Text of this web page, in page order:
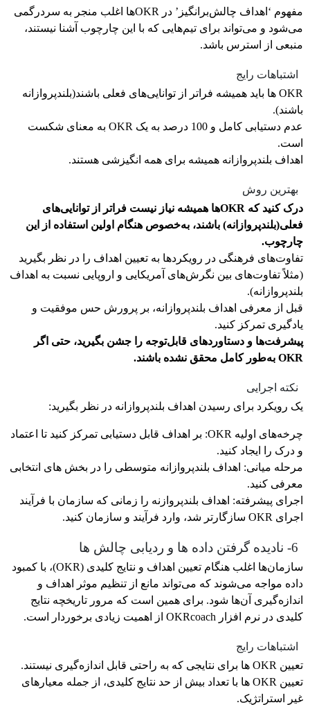
مفهوم ‘اهداف چالش‌برانگیز’ در OKRها اغلب منجر به سردرگمی
می‌شود و می‌تواند برای تیم‌هایی که با این چارچوب آشنا نیستند،
منبعی از استرس باشد.
اشتباهات رایج
OKR ها باید همیشه فراتر از توانایی‌های فعلی باشند(بلندپروازانه
باشند).
عدم دستیابی کامل و 100 درصد به یک OKR به معنای شکست
است.
اهداف بلندپروازانه همیشه برای همه انگیزشی هستند.
بهترین روش
درک کنید که OKRها همیشه نیاز نیست فراتر از توانایی‌های
فعلی(بلندپروازانه) باشند، به‌خصوص هنگام اولین استفاده از این
چارچوب.
تفاوت‌های فرهنگی در رویکردها به تعیین اهداف را در نظر بگیرید
(مثلاً تفاوت‌های بین نگرش‌های آمریکایی و اروپایی نسبت به اهداف
بلندپروازانه).
قبل از معرفی اهداف بلندپروازانه، بر پرورش حس موفقیت و
یادگیری تمرکز کنید.
پیشرفت‌ها و دستاوردهای قابل‌توجه را جشن بگیرید، حتی اگر
OKR به‌طور کامل محقق نشده باشند.
نکته اجرایی
یک رویکرد برای رسیدن اهداف بلندپروازانه در نظر بگیرید:
چرخه‌های اولیه OKR: بر اهداف قابل دستیابی تمرکز کنید تا اعتماد
و درک را ایجاد کنید.
مرحله میانی: اهداف بلندپروازانه متوسطی را در بخش های انتخابی
معرفی کنید.
اجرای پیشرفته: اهداف بلندپروازنه را زمانی که سازمان با فرآیند
اجرای OKR سازگارتر شد، وارد فرآیند و سازمان کنید.
6- نادیده گرفتن داده ها و ردیابی چالش ها
سازمان‌ها اغلب هنگام تعیین اهداف و نتایج کلیدی (OKR)، با کمبود
داده مواجه می‌شوند که می‌تواند مانع از تنظیم موثر اهداف و
اندازه‌گیری آن‌ها شود. برای همین است که مرور تاریخچه نتایج
کلیدی در نرم افزار OKRcoach از اهمیت زیادی برخوردار است.
اشتباهات رایج
تعیین OKR ها برای نتایجی که به راحتی قابل اندازه‌گیری نیستند.
تعیین OKR ها با تعداد بیش از حد نتایج کلیدی، از جمله معیارهای
غیر استراتژیک.